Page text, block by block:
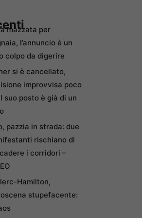
mazzata per
l’annuncio è un
colpo da digerire
si è cancellato,
improvvisa poco
suo posto è già di un
pazzia in strada: due
rischiano di
i corridori –
Hamilton,
stupefacente: